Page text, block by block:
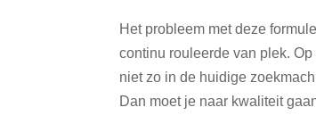
Het probleem met deze
continu rouleerde van plek.
niet zo in de huidige
Dan moet je naar kwaliteit